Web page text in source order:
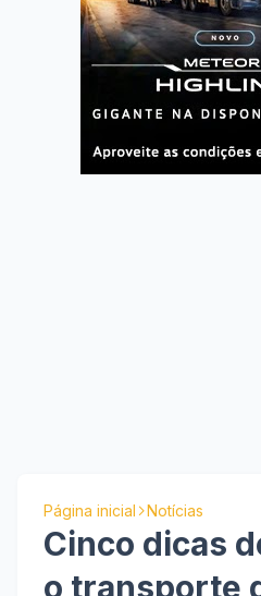
Página inicial Notícias
Cinco dicas
o transporte